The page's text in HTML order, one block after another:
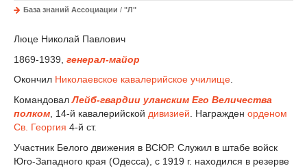
База знаний Ассоциации / "Л"
Люце Николай Павлович
1869-1939, генерал-майор
Окончил Николаевское кавалерийское училище.
КомандовалЛейб-гвардии уланским Его Величества
полком , 14-й кавалерийской дивизией . Награжден орденом
Св. Георгия 4-й ст.
Участник Белого движения в ВСЮР. Служил в штабе войск
Юго-Западного края (Одесса), с 1919 г. находился в резерве